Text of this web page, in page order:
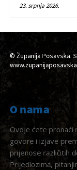
23. srpnja 2026.
© Županija Posavska.
O nama
Ovdje ćete pronaći
govore i izjave
prijenose različitih
Prijedlozima,